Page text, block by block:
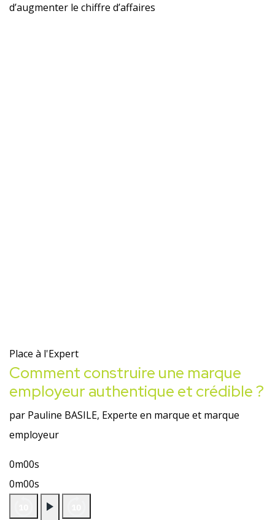
d’augmenter le chiffre d’affaires
Place à l'Expert
Comment construire une marque
employeur authentique et crédible ?
par Pauline BASILE, Experte en marque et marque
employeur
0m00s
0m00s